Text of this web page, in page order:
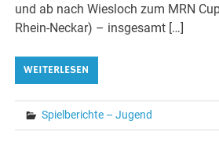
und ab nach Wiesloch zum MRN
Rhein-Neckar) – insgesamt […]
WEITERLESEN
Spielberichte – Jugend